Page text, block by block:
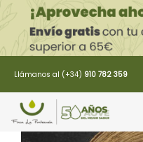
Saltar
al
contenido
Llámanos al (+34) 910 782 359